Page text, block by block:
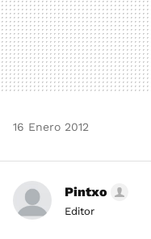
16 Enero 2012
Pintxo
Editor